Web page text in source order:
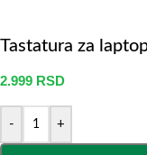
Tastatura za
2.999 RSD
- +